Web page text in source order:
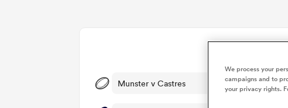
Munster v Castres
We process your
campaigns and to
your privacy rights.